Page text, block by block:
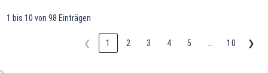
1 bis 10 von 98 Einträgen
❮ 1 2 3 4 5 10 ❯